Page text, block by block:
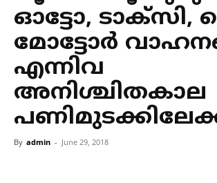
ഓട്ടോ, ടാക്സി,
മോട്ടോര്‍
എന്നിവ
അനിശ്ചിതകാല
By admin - June 29, 2018